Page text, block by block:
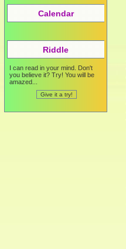
Calendar
Riddle
I can read in your mind. Don't
you believe it? Try! You will be
amazed...